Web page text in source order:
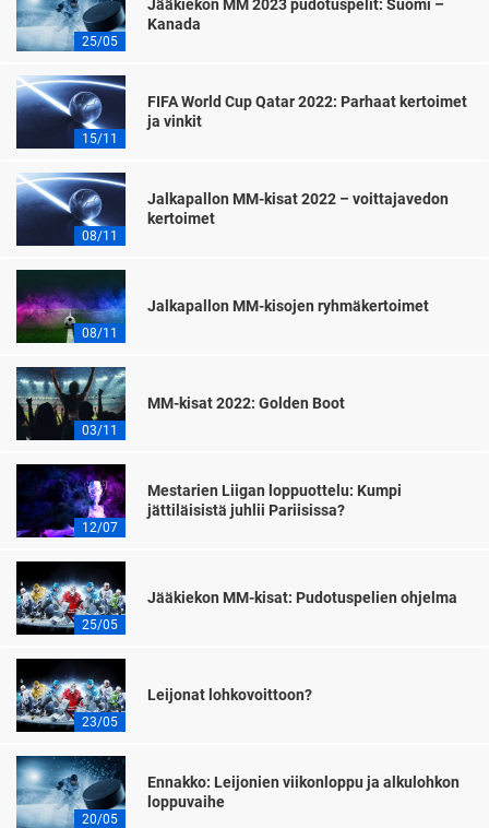
25/05
Jääkiekon MM 2023 pudotuspelit: Suomi –
Kanada
15/11
FIFA World Cup Qatar 2022: Parhaat kertoimet
ja vinkit
08/11
Jalkapallon MM-kisat 2022 – voittajavedon
kertoimet
08/11
Jalkapallon MM-kisojen ryhmäkertoimet
03/11
MM-kisat 2022: Golden Boot
12/07
Mestarien Liigan loppuottelu: Kumpi
jättiläisistä juhlii Pariisissa?
25/05
Jääkiekon MM-kisat: Pudotuspelien ohjelma
23/05
Leijonat lohkovoittoon?
20/05
Ennakko: Leijonien viikonloppu ja alkulohkon
loppuvaihe